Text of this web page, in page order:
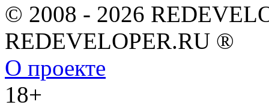
© 2008 - 2026
REDEVELOPER.RU ®
О проекте
18+